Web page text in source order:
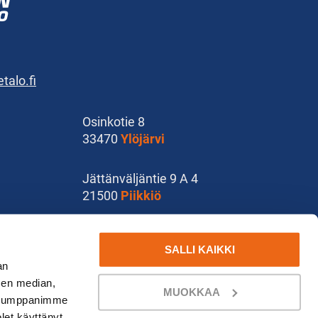
median,
SALLI KAIKKI
MUOKKAA
Osinkotie 8
33470 Ylöjärvi
Jättänväljäntie 9 A 4
21500 Piikkiö
Käsityökatu 37
Varkaus